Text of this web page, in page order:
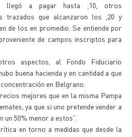
llegó a pagar hasta ,10, otros
trazados que alcanzaron los ,20 y
de los en promedio. Se entiende por
de campos inscriptos para
aspectos, al Fondo Fiduciario
buena hacienda y en cantidad a que
en Belgrano.
mejores que en la misma Pampa
ya que si uno pretende vender a
50% menor a estos”.
en torno a medidas que desde la